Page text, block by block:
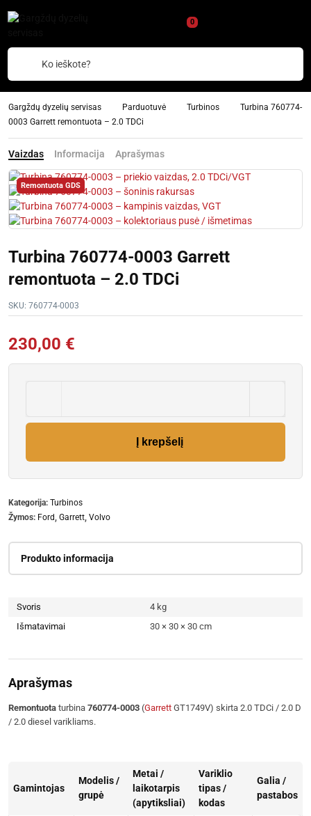
0
Ko ieškote?
Gargždų dyzelių servisas Parduotuvė Turbinos
Turbina 760774-
0003 Garrett remontuota – 2.0 TDCi
Vaizdas Informacija Aprašymas
Remontuota GDS
Turbina 760774-0003 Garrett
remontuota – 2.0 TDCi
SKU: 760774-0003
230,00 €
Į krepšelį
Kategorija: Turbinos
Žymos: Ford, Garrett, Volvo
Produkto informacija
Svoris
4 kg
Išmatavimai
30 × 30 × 30 cm
Aprašymas
Remontuota turbina 760774-0003 (Garrett GT1749V) skirta 2.0 TDCi / 2.0 D
/ 2.0 diesel varikliams.
Gamintojas
Modelis /
grupė
Metai /
laikotarpis
(apytiksliai)
Variklio
tipas /
kodas
Galia /
pastabos